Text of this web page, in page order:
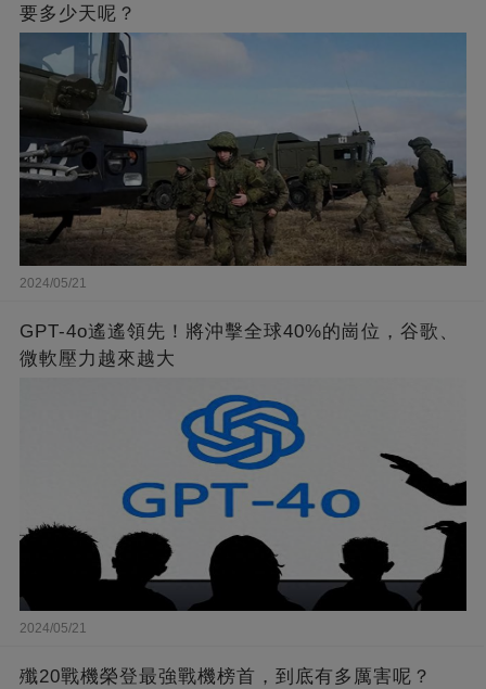
要多少天呢？
2024/05/21
GPT-4o遙遙領先！將沖擊全球40%的崗位，谷歌、
微軟壓力越來越大
2024/05/21
殲20戰機榮登最強戰機榜首，到底有多厲害呢？